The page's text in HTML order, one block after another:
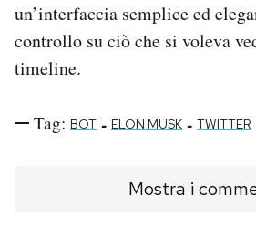
un’interfaccia semplice ed
controllo su ciò che si voleva
timeline.
Tag: BOT - ELON MUSK - TWITTER
Mostra i